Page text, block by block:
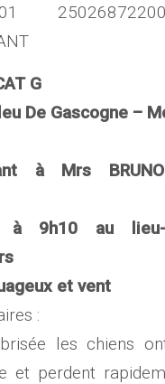
G
De Gascogne –
à Mrs
à 9h10 au
et vent
:
les chiens
et perdent